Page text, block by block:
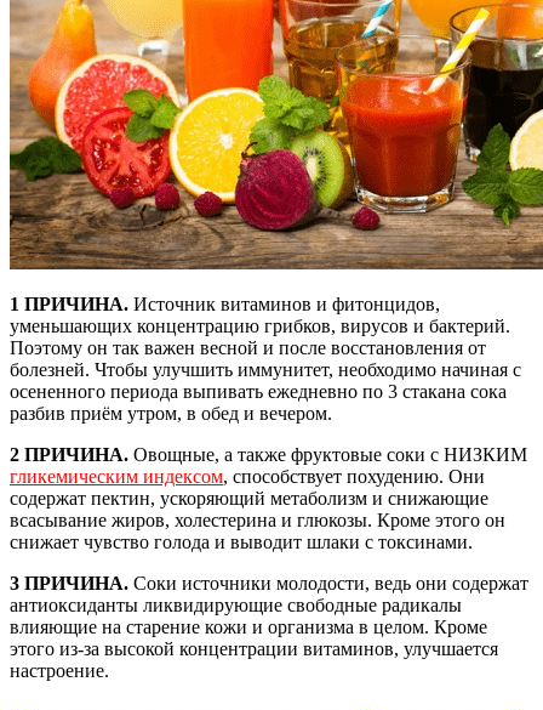
1 ПРИЧИНА. Источник витаминов и фитонцидов,
уменьшающих концентрацию грибков, вирусов и бактерий.
Поэтому он так важен весной и после восстановления от
болезней. Чтобы улучшить иммунитет, необходимо начиная с
осененного периода выпивать ежедневно по 3 стакана сока
разбив приём утром, в обед и вечером.
2 ПРИЧИНА. Овощные, а также фруктовые соки с НИЗКИМ
гликемическим индексом, способствует похудению. Они
содержат пектин, ускоряющий метаболизм и снижающие
всасывание жиров, холестерина и глюкозы. Кроме этого он
снижает чувство голода и выводит шлаки с токсинами.
3 ПРИЧИНА. Соки источники молодости, ведь они содержат
антиоксиданты ликвидирующие свободные радикалы
влияющие на старение кожи и организма в целом. Кроме
этого из-за высокой концентрации витаминов, улучшается
настроение.